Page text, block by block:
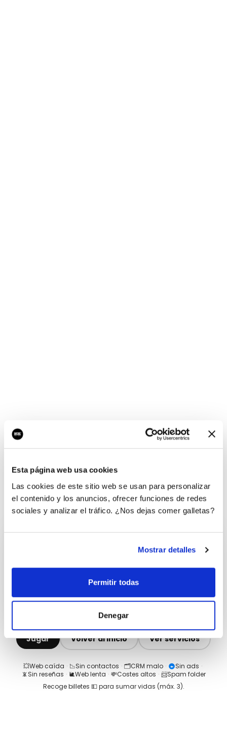
Esta página web usa cookies
Las cookies de este sitio web se usan para personalizar
el contenido y los anuncios, ofrecer funciones de redes
sociales y analizar el tráfico. ¿Nos dejas comer galletas?
Mostrar detalles
Permitir todas
Denegar
¡Ups, no hay nada por
aquí!
¿Quieres jugar al juego del empresario?
Jugar Volver al inicio Ver servicios
💥Web caída · 📉Sin contactos · 🗂️CRM malo · Sin ads ·
📵Sin reseñas · 🐌Web lenta · 💸Costes altos · 📨Spam folder
Recoge billetes 💵 para sumar vidas (máx. 3).